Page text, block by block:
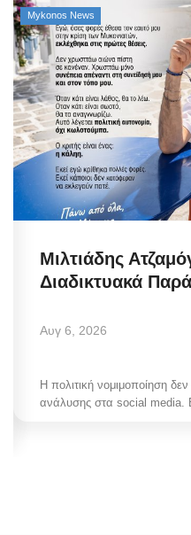
Mykonos News
Μιλτιάδης
Διαδικτυακά
Αυγ 6, 2026
Η πολιτική νομιμοποίηση
ανάλυσης στα social media.